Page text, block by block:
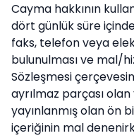
Cayma hakkının
dört günlük süre
faks, telefon veya
bulunulması ve mal/
Sözleşmesi
ayrılmaz parçası
yayınlanmış olan ön
içeriğinin mal